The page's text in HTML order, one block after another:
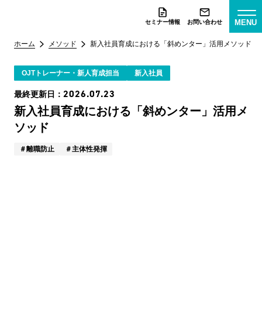
セミナー情報 お問い合わせ MENU
ホーム メソッド 新入社員育成における「斜めンター」活用メソッド
OJTトレーナー・新人育成担当 新入社員
最終更新日： 2026.07.23
新入社員育成における「斜めンター」活用メ
ソッド
離職防止 主体性発揮